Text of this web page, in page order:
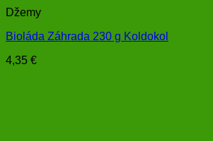
Džemy
Bioláda Záhrada 230 g Koldokol
4,35 €